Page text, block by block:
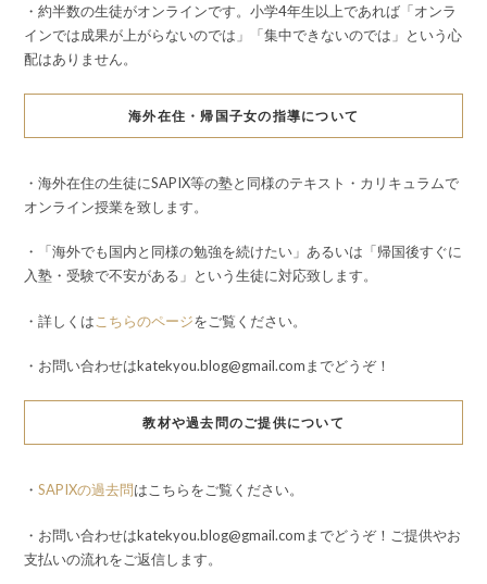
・約半数の生徒がオンラインです。小学4年生以上であれば「オンラ
インでは成果が上がらないのでは」「集中できないのでは」という心
配はありません。
海外在住・帰国子女の指導について
・海外在住の生徒にSAPIX等の塾と同様のテキスト・カリキュラムで
オンライン授業を致します。
・「海外でも国内と同様の勉強を続けたい」あるいは「帰国後すぐに
入塾・受験で不安がある」という生徒に対応致します。
・詳しくは こちらのページをご覧ください。
・お問い合わせはkatekyou.blog@gmail.comまでどうぞ！
教材や過去問のご提供について
・ SAPIXの過去問はこちらをご覧ください。
・お問い合わせはkatekyou.blog@gmail.comまでどうぞ！ご提供やお
支払いの流れをご返信します。